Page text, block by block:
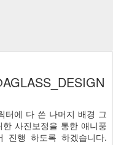
터에 다 쓴 나머지 배경 그
사진보정을 통한 애니풍
진행 하도록 하겠습니다.